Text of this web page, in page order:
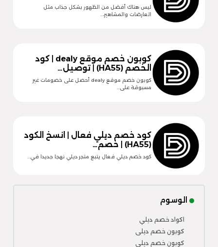
ليس هناك أفضل من الظهور بشكل جذاب مثل
العارضات والمشاهير،…
كوبون خصم موقع dealy | كود
الخصم (HA55) | توصيل…
كوبون خصم موقع dealy أحصل على خصومات غير
مسبوقة على…
كود خصم ديلي فعال | انسخ الكود
(HA55) | خصم…
كود خصم ديلي فعال يتبع متجر ديلي نهجا جديدا في…
الوسوم
اكواد خصم ديلي
كوبون خصم ديلى
كوبون خصم ديلي